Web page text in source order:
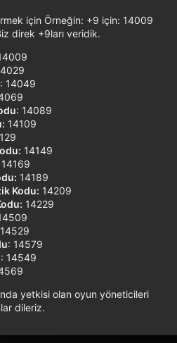
için Örneğin: +9 için: 14009
direk +9ları veridik.
: 14049
: 14089
14109
14149
14169
14189
Kodu: 14209
14229
: 14579
: 14549
yetkisi olan oyun yöneticileri
dileriz.